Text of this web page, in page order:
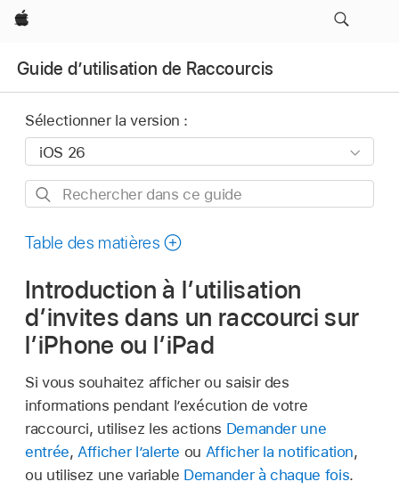
Apple
Guide d’utilisation de Raccourcis
Sélectionner la version :
Rechercher
ce
Table des matières
Introduction à l’utilisation
d’invites dans un raccourci sur
l’iPhone ou l’iPad
Si vous souhaitez afficher ou saisir des
informations pendant l’exécution de votre
raccourci, utilisez les actions Demander une
entrée, Afficher l’alerte ou Afficher la notification,
ou utilisez une variable Demander à chaque fois.